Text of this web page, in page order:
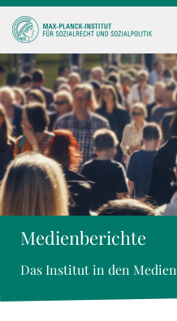
Medienberichte
Das Institut in den Medien